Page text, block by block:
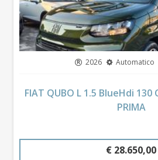
2026 Automatico
FIAT QUBO L 1.5 BlueHdi 130
PRIMA
€ 28.650,00